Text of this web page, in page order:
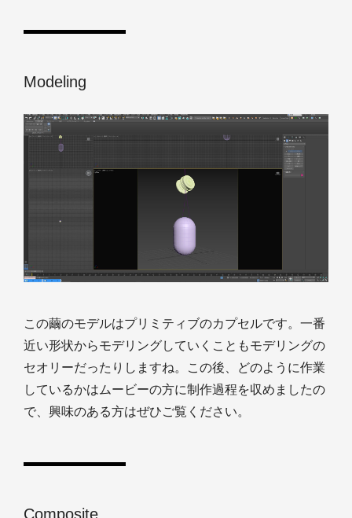
Modeling
この繭のモデルはプリミティブのカプセルです。一番
近い形状からモデリングしていくこともモデリングの
セオリーだったりしますね。この後、どのように作業
しているかはムービーの方に制作過程を収めましたの
で、興味のある方はぜひご覧ください。
Composite